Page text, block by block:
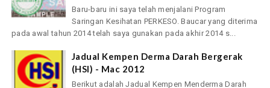
Baru-baru ini saya telah menjalani Program
Saringan Kesihatan PERKESO. Baucar yang diterima
pada awal tahun 2014 telah saya gunakan pada akhir 2014 s...
Jadual Kempen Derma Darah Bergerak
(HSI) - Mac 2012
Berikut adalah Jadual Kempen Menderma Darah